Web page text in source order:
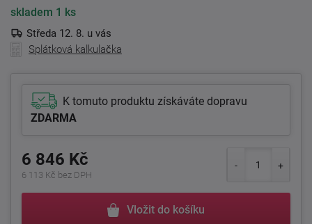
skladem 1 ks
Středa 12. 8. u vás
Splátková kalkulačka
K tomuto produktu získáváte dopravu
ZDARMA
6 846 Kč
6 113 Kč bez DPH
Vložit do košíku